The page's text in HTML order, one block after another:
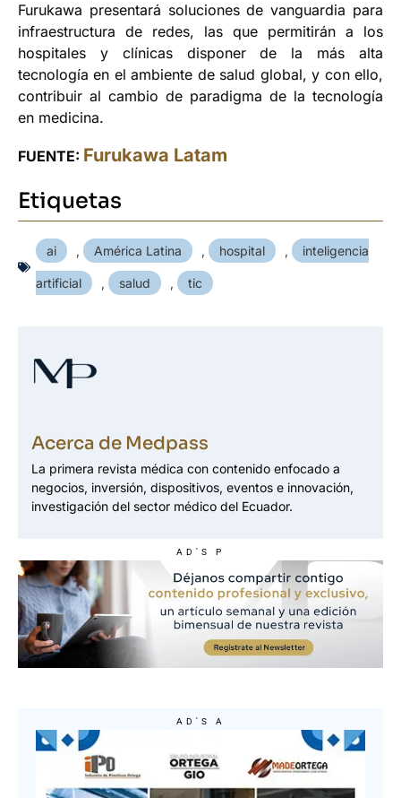
Furukawa presentará soluciones de vanguardia para
infraestructura de redes, las que permitirán a los
hospitales y clínicas disponer de la más alta
tecnología en el ambiente de salud global, y con ello,
contribuir al cambio de paradigma de la tecnología
en medicina.
FUENTE: Furukawa Latam
Etiquetas
ai , América Latina , hospital , inteligencia
artificial , salud , tic
Acerca de Medpass
La primera revista médica con contenido enfocado a
negocios, inversión, dispositivos, eventos e innovación,
investigación del sector médico del Ecuador.
AD'S P
AD'S A